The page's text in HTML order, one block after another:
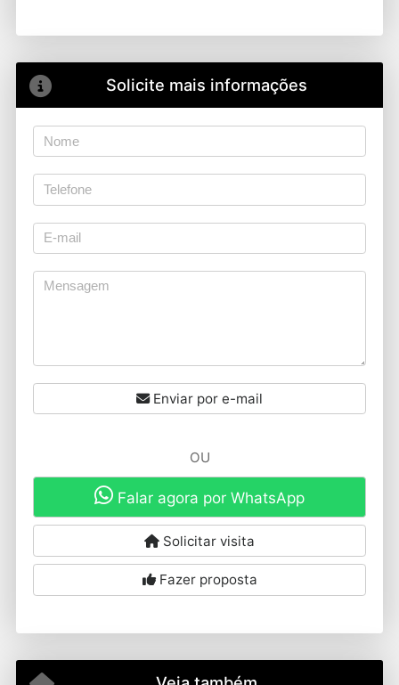
Solicite mais informações
Enviar por e-mail
OU
Falar agora por WhatsApp
Solicitar visita
Fazer proposta